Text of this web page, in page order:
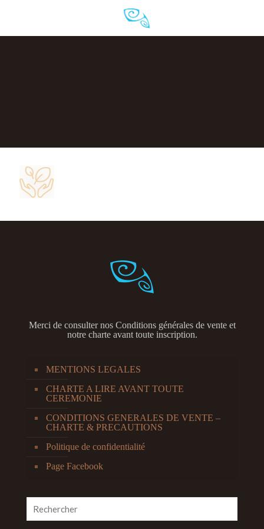
Merci de consulter nos Conditions générales de vente et
notre charte avant toute inscription.
MENTIONS LEGALES
CHARTE A LIRE AVANT TOUTE
CEREMONIE
CONDITIONS GENERALES DE VENTE –
CHARTE & PRECAUTIONS
Politique de confidentialité
Page Facebook